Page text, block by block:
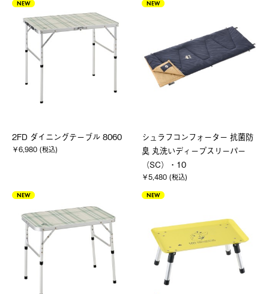
NEW
2FD ダイニングテーブル 8060
￥6,980 (税込)
NEW
シュラフコンフォーター 抗菌防
臭 丸洗いディープスリーパー
（SC）・10
￥5,480 (税込)
NEW NEW